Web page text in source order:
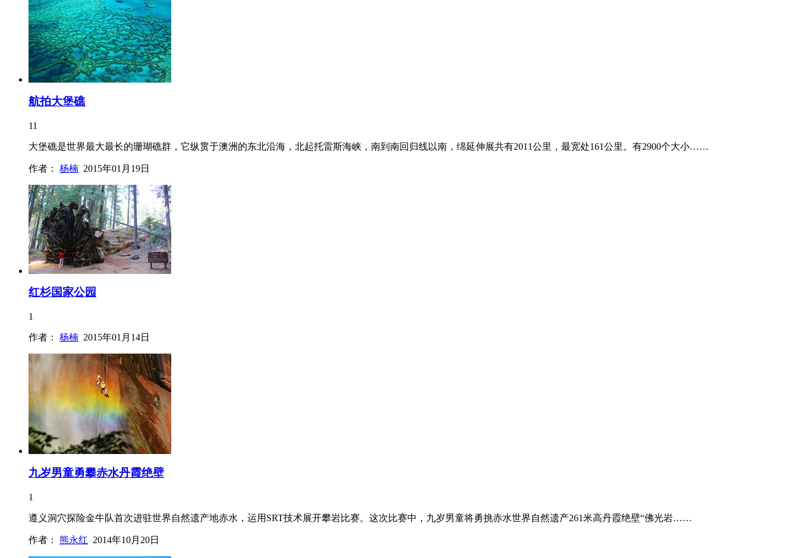
航拍大堡礁
11
大堡礁是世界最大最长的珊瑚礁群，它纵贯于澳洲的东北沿海，北起托雷斯海峡，南到南回归线以南，绵延伸展共有2011公里，最宽处161公里。有2900个大小……
作者： 杨楠 2015年01月19日
红杉国家公园
1
作者： 杨楠 2015年01月14日
九岁男童勇攀赤水丹霞绝壁
1
遵义洞穴探险金牛队首次进驻世界自然遗产地赤水，运用SRT技术展开攀岩比赛。这次比赛中，九岁男童将勇挑赤水世界自然遗产261米高丹霞绝壁“佛光岩……
作者： 熊永红 2014年10月20日